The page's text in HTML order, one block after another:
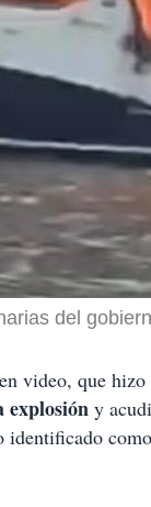
del
video, que
explosión y
identificado como